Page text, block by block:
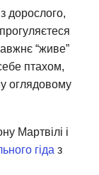
з дорослого,
“живе”
птахом,
оглядовому
Мартвілі і
гіда з